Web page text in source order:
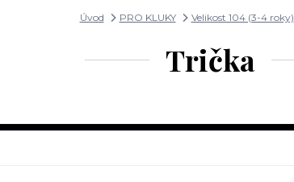
Úvod PRO KLUKY Velikost 104 (3-4 roky)
Trička